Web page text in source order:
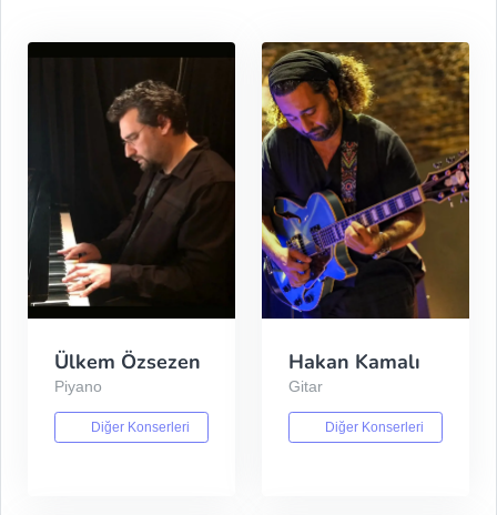
Ülkem Özsezen
Piyano
Diğer Konserleri
Hakan Kamalı
Gitar
Diğer Konserleri